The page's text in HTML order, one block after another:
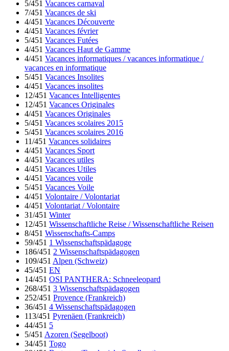
5/451 Vacances carnaval
7/451 Vacances de ski
4/451 Vacances Découverte
4/451 Vacances février
5/451 Vacances Futées
4/451 Vacances Haut de Gamme
4/451 Vacances informatiques / vacances informatique /
vacances en informatique
5/451 Vacances Insolites
4/451 Vacances insolites
12/451 Vacances Intelligentes
12/451 Vacances Originales
4/451 Vacances Originales
5/451 Vacances scolaires 2015
5/451 Vacances scolaires 2016
11/451 Vacances solidaires
4/451 Vacances Sport
4/451 Vacances utiles
4/451 Vacances Utiles
4/451 Vacances voile
5/451 Vacances Voile
4/451 Volontaire / Volontariat
4/451 Volontariat / Volontaire
31/451 Winter
12/451 Wissenschaftliche Reise / Wissenschaftliche Reisen
8/451 Wissenschafts-Camps
59/451 1 Wissenschaftspädagoge
186/451 2 Wissenschaftspädagogen
109/451 Alpen (Schweiz)
45/451 EN
14/451 OSI PANTHERA: Schneeleopard
268/451 3 Wissenschaftspädagogen
252/451 Provence (Frankreich)
36/451 4 Wissenschaftspädagogen
113/451 Pyrenäen (Frankreich)
44/451 5
5/451 Azoren (Segelboot)
34/451 Togo